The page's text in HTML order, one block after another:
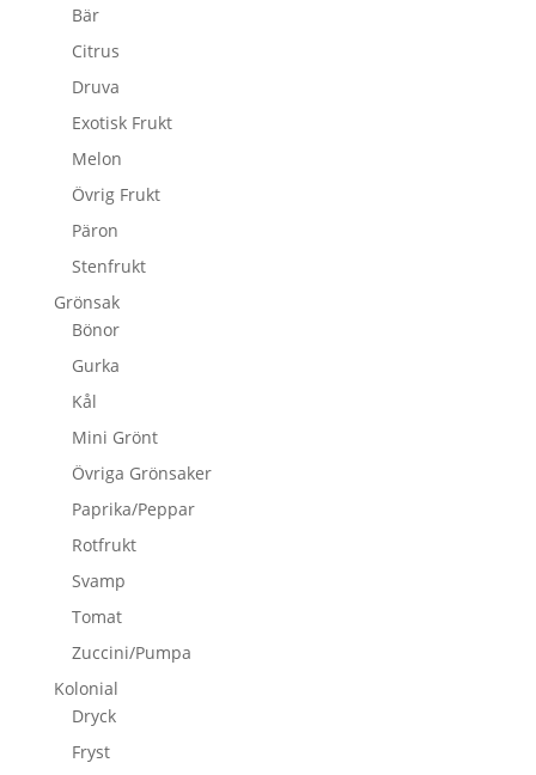
Bär
Citrus
Druva
Exotisk Frukt
Melon
Övrig Frukt
Päron
Stenfrukt
Grönsak
Bönor
Gurka
Kål
Mini Grönt
Övriga Grönsaker
Paprika/Peppar
Rotfrukt
Svamp
Tomat
Zuccini/Pumpa
Kolonial
Dryck
Fryst